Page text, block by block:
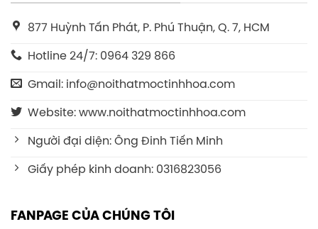
877 Huỳnh Tấn Phát, P. Phú Thuận, Q. 7, HCM
Hotline 24/7: 0964 329 866
Gmail: info@noithatmoctinhhoa.com
Website: www.noithatmoctinhhoa.com
Người đại diện: Ông Đinh Tiến Minh
Giấy phép kinh doanh: 0316823056
FANPAGE CỦA CHÚNG TÔI